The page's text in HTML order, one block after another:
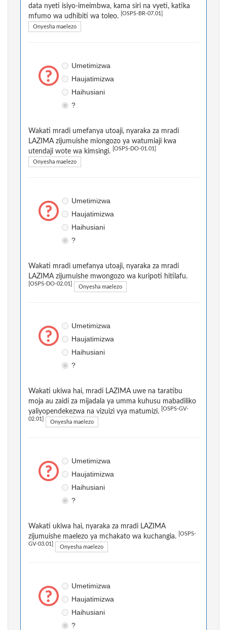
data nyeti isiyo-imeimbwa, kama siri na vyeti, katika
mfumo wa udhibiti wa toleo.
[OSPS-BR-07.01]
Onyesha maelezo
Umetimizwa
Haujatimizwa
Haihusiani
?
Wakati mradi umefanya utoaji, nyaraka za mradi
LAZIMA zijumuishe miongozo ya watumiaji kwa
utendaji wote wa kimsingi.
[OSPS-DO-01.01]
Onyesha maelezo
Umetimizwa
Haujatimizwa
Haihusiani
?
Wakati mradi umefanya utoaji, nyaraka za mradi
LAZIMA zijumuishe mwongozo wa kuripoti hitilafu.
[OSPS-DO-02.01] Onyesha maelezo
Umetimizwa
Haujatimizwa
Haihusiani
?
Wakati ukiwa hai, mradi LAZIMA uwe na taratibu
moja au zaidi za mijadala ya umma kuhusu mabadiliko
yaliyopendekezwa na vizuizi vya matumizi.
[OSPS-GV-
02.01] Onyesha maelezo
Umetimizwa
Haujatimizwa
Haihusiani
?
Wakati ukiwa hai, nyaraka za mradi LAZIMA
zijumuishe maelezo ya mchakato wa kuchangia.
[OSPS-
GV-03.01] Onyesha maelezo
Umetimizwa
Haujatimizwa
Haihusiani
?